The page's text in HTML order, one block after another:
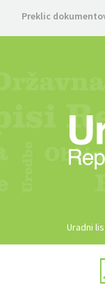
Preklic
Uradni